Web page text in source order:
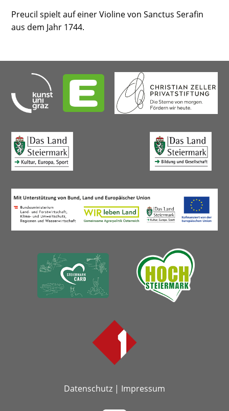
Preucil spielt auf einer Violine von Sanctus Serafin
aus dem Jahr 1744.
Datenschutz | Impressum